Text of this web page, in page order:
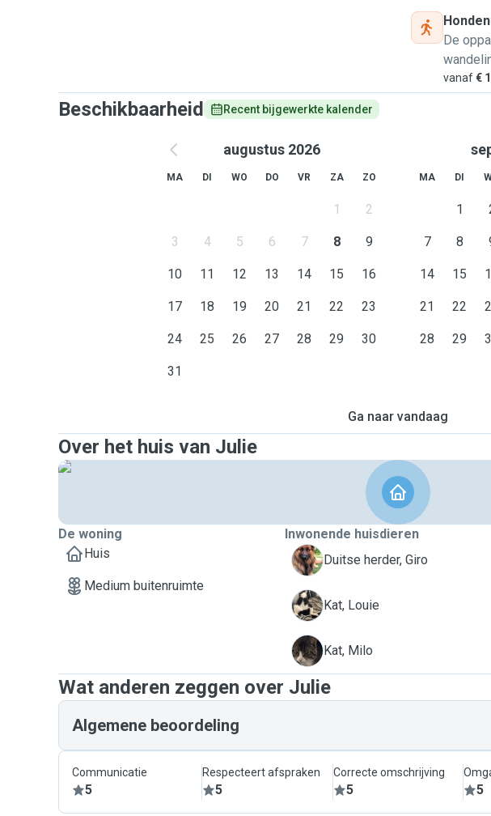
De
vanaf€
Beschikbaarheid Recent bijgewerkte kalender
augustus 2026
MA DI WO DO VR ZA ZO
1 2
3 4 5 6 7 8 9
10 11 12 13 14 15 16
17 18 19 20 21 22 23
24 25 26 27 28 29 30
31
MA DI
1
7 8
14 15
21 22
28 29
Ga naar vandaag
Over het huis van Julie
De woning
Huis
Medium buitenruimte
Inwonende huisdieren
G
Duitse herder, Giro
L Kat, Louie
M Kat, Milo
Wat anderen zeggen over Julie
Algemene beoordeling
Communicatie
5
Respecteert afspraken
5
Correcte omschrijving
5 5